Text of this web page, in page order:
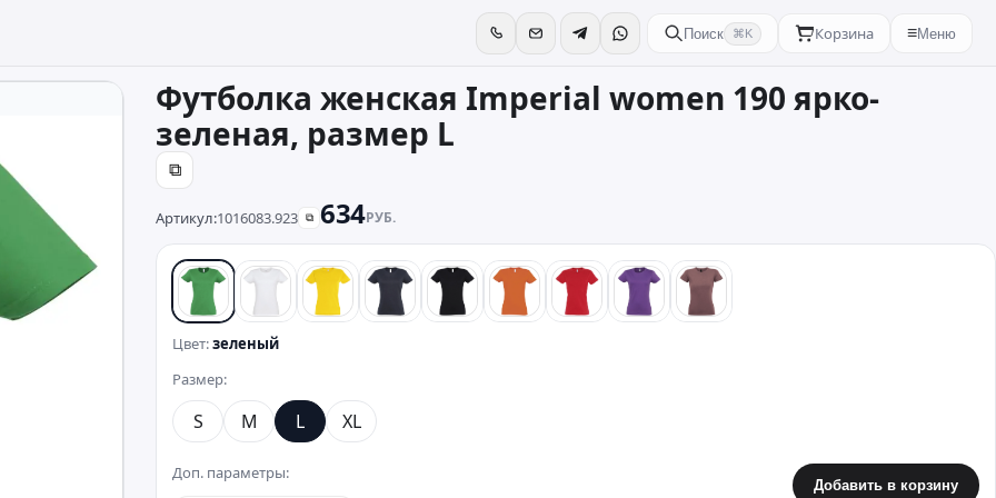
Поиск ⌘K Корзина ≡Меню
Футболка женская Imperial women 190 ярко-
зеленая, размер L
⧉
Артикул:1016083.923 ⧉ 634РУБ.
зеленый белый желтый синий черный оранжевыйкрасныйфиолетовыйрозовый
Цвет:зеленый
Размер:
S M L XL
Доп. параметры:
Добавить в корзину